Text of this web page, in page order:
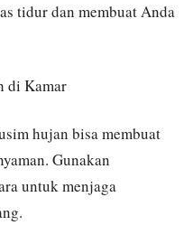
tidur dan membuat Anda
di Kamar
hujan bisa membuat
Gunakan
untuk menjaga